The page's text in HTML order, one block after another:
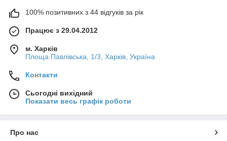
100% позитивних з 44 відгуків за рік
Працює з 29.04.2012
м. Харків
Площа Павлівська, 1/3, Харків, Україна
Контакти
Сьогодні вихідний
Показати весь графік роботи
Про нас